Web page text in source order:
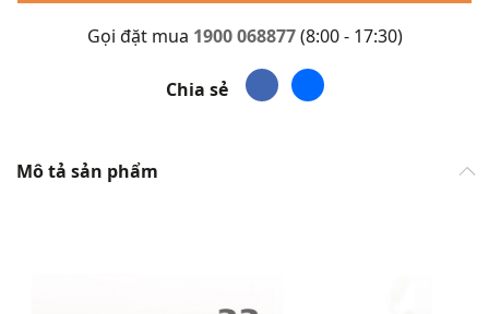
Gọi đặt mua 1900 068877(8:00 - 17:30)
Chia sẻ
Mô tả sản phẩm